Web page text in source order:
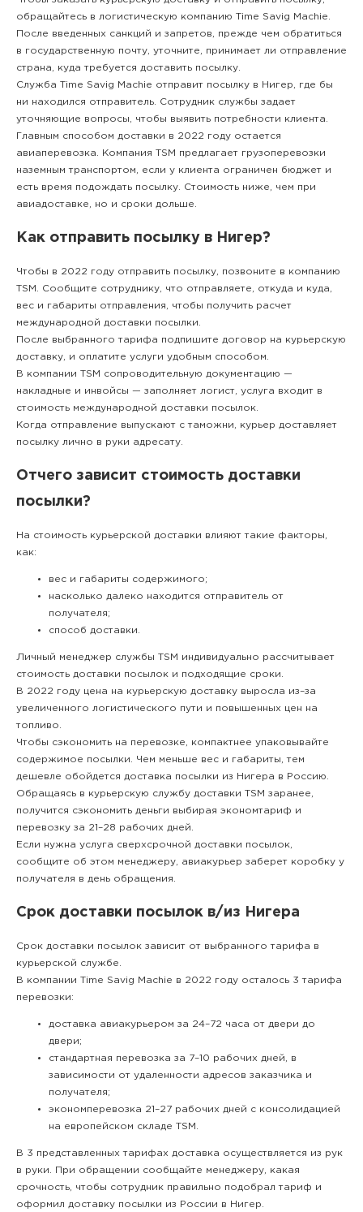
обращайтесь в логистическую компанию Time Savig Machie.
После введенных санкций и запретов, прежде чем обратиться
в государственную почту, уточните, принимает ли отправление
страна, куда требуется доставить посылку.
Служба Time Savig Machie отправит посылку в Нигер, где бы
ни находился отправитель. Сотрудник службы задает
уточняющие вопросы, чтобы выявить потребности клиента.
Главным способом доставки в 2022 году остается
авиаперевозка. Компания TSM предлагает грузоперевозки
наземным транспортом, если у клиента ограничен бюджет и
есть время подождать посылку. Стоимость ниже, чем при
авиадоставке, но и сроки дольше.
Как отправить посылку в Нигер?
Чтобы в 2022 году отправить посылку, позвоните в компанию
TSM. Сообщите сотруднику, что отправляете, откуда и куда,
вес и габариты отправления, чтобы получить расчет
международной доставки посылки.
После выбранного тарифа подпишите договор на курьерскую
доставку, и оплатите услуги удобным способом.
В компании TSM сопроводительную документацию —
накладные и инвойсы — заполняет логист, услуга входит в
стоимость международной доставки посылок.
Когда отправление выпускают с таможни, курьер доставляет
посылку лично в руки адресату.
Отчего зависит стоимость доставки
посылки?
На стоимость курьерской доставки влияют такие факторы,
как:
вес и габариты содержимого;
насколько далеко находится отправитель от
получателя;
способ доставки.
Личный менеджер службы TSM индивидуально рассчитывает
стоимость доставки посылок и подходящие сроки.
В 2022 году цена на курьерскую доставку выросла из–за
увеличенного логистического пути и повышенных цен на
топливо.
Чтобы сэкономить на перевозке, компактнее упаковывайте
содержимое посылки. Чем меньше вес и габариты, тем
дешевле обойдется доставка посылки из Нигера в Россию.
Обращаясь в курьерскую службу доставки TSM заранее,
получится сэкономить деньги выбирая экономтариф и
перевозку за 21–28 рабочих дней.
Если нужна услуга сверхсрочной доставки посылок,
сообщите об этом менеджеру, авиакурьер заберет коробку у
получателя в день обращения.
Срок доставки посылок в/из Нигера
Срок доставки посылок зависит от выбранного тарифа в
курьерской службе.
В компании Time Savig Machie в 2022 году осталось 3 тарифа
перевозки:
доставка авиакурьером за 24–72 часа от двери до
двери;
стандартная перевозка за 7–10 рабочих дней, в
зависимости от удаленности адресов заказчика и
получателя;
экономперевозка 21–27 рабочих дней с консолидацией
на европейском складе TSM.
В 3 представленных тарифах доставка осуществляется из рук
в руки. При обращении сообщайте менеджеру, какая
срочность, чтобы сотрудник правильно подобрал тариф и
оформил доставку посылки из России в Нигер.